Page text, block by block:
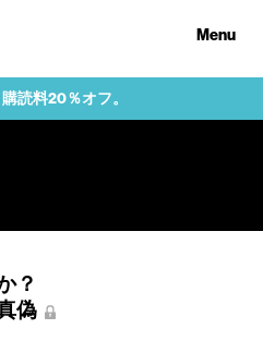
Menu
読料20％オフ。
？
偽